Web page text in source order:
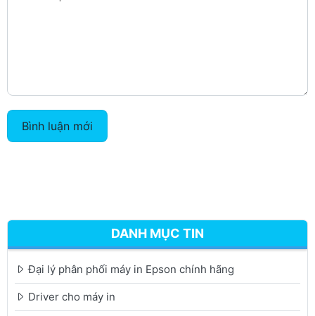
Bình luận mới
DANH MỤC TIN
Đại lý phân phối máy in Epson chính hãng
Driver cho máy in